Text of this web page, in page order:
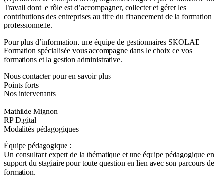
Travail dont le rôle est d’accompagner, collecter et gérer les
contributions des entreprises au titre du financement de la formation
professionnelle.
Pour plus d’information, une équipe de gestionnaires SKOLAE
Formation spécialisée vous accompagne dans le choix de vos
formations et la gestion administrative.
Nous contacter pour en savoir plus
Points forts
Nos intervenants
Mathilde Mignon
RP Digital
Modalités pédagogiques
Équipe pédagogique :
Un consultant expert de la thématique et une équipe pédagogique en
support du stagiaire pour toute question en lien avec son parcours de
formation.